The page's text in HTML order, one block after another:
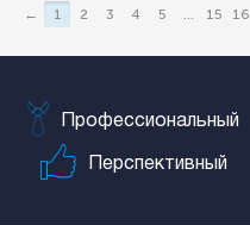
← 1 2 3 4 5 ... 15 16
Профессиональный
Перспективный